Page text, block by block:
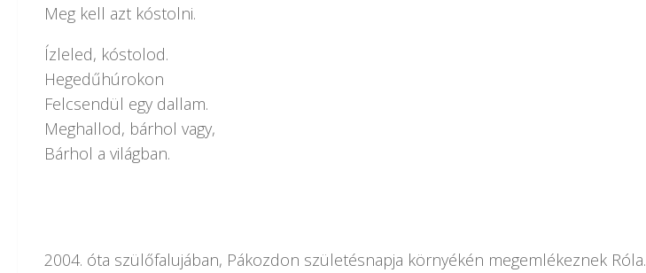
Meg kell azt kóstolni.
Ízleled, kóstolod.
Hegedűhúrokon
Felcsendül egy dallam.
Meghallod, bárhol vagy,
Bárhol a világban.
2004. óta szülőfalujában, Pákozdon születésnapja környékén megemlékeznek Róla.